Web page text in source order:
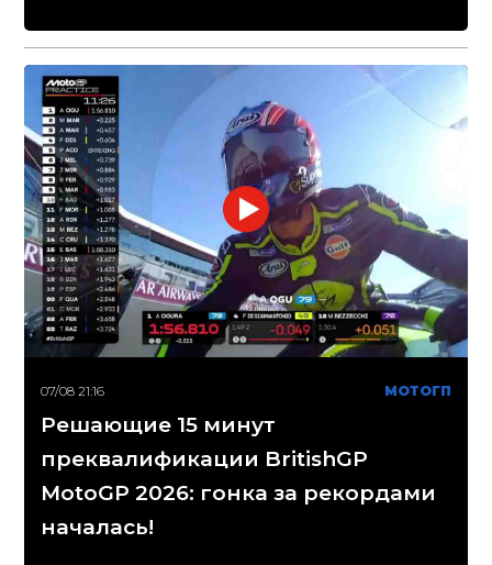
07/08 21:16 МОТОГП
Решающие 15 минут
преквалификации BritishGP
MotoGP 2026: гонка за рекордами
началась!